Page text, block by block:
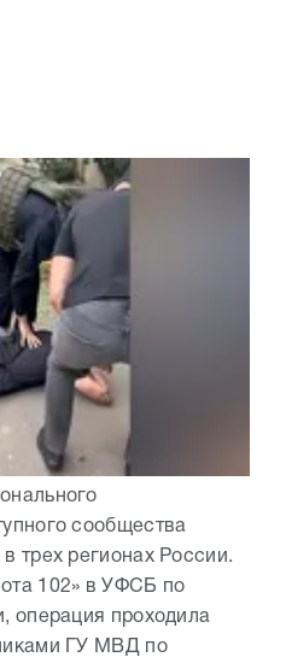
сообщества
трех регионах России.
102» в УФСБ по
операция проходила
ГУ МВД по